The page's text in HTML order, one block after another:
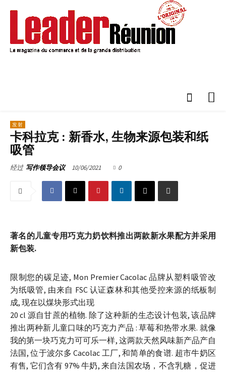
发射
卡科拉克 : 新香水, 生物来源包装和纸
吸管
经过 写作领导会议 10/06/2021 0
著名的儿童专用巧克力奶饮料推出两款新水果配方并采用
新包装.
限制您的碳足迹, Mon Premier Cacolac 品牌从塑料吸管改
为纸吸管, 由来自 FSC 认证森林和其他受控来源的纸板制
成, 现在以煤块形式出现
20 cl 源自甘蔗的植物. 除了这种新的生态设计包装, 该品牌
推出两种新儿童口味的巧克力产品 : 草莓和热带水果. 就像
我的第一块巧克力可可乐一样, 这两款天然风味新产品产自
法国, 位于波尔多 Cacolac 工厂, 和简单的食谱. 超市牛奶区
有售, 它们含有 97% 牛奶, 来自法国农场，不含乳糖，促进